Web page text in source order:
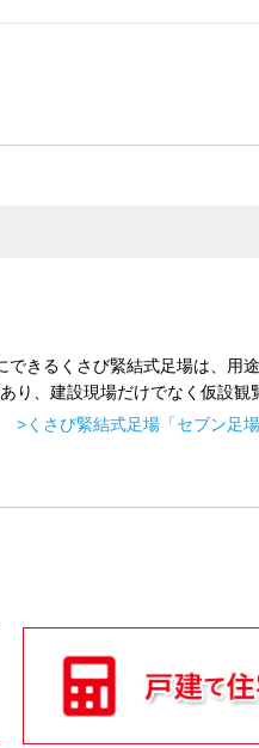
きるくさび緊結式足場は、用
り、建設現場だけでなく仮設観
>くさび緊結式足場「セブン足